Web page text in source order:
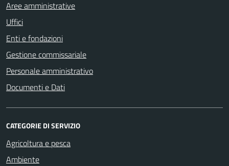
Aree amministrative
Uffici
Enti e fondazioni
Gestione commissariale
Personale amministrativo
Documenti e Dati
CATEGORIE DI SERVIZIO
Agricoltura e pesca
Ambiente